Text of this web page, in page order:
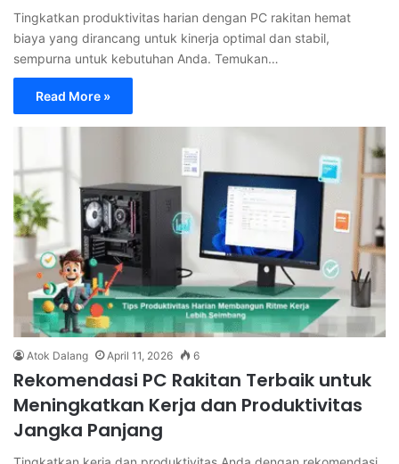
Tingkatkan produktivitas harian dengan PC rakitan hemat
biaya yang dirancang untuk kinerja optimal dan stabil,
sempurna untuk kebutuhan Anda. Temukan…
Read More »
Atok Dalang April 11, 2026 6
Rekomendasi PC Rakitan Terbaik untuk
Meningkatkan Kerja dan Produktivitas
Jangka Panjang